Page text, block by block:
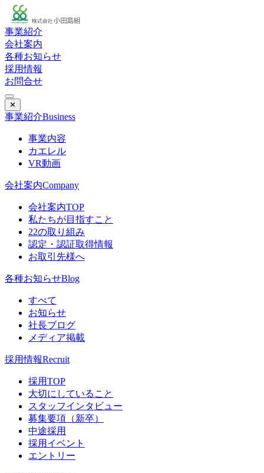
事業紹介
会社案内
各種お知らせ
採用情報
お問合せ
✕
事業紹介Business
事業内容
カエレル
VR動画
会社案内Company
会社案内TOP
私たちが目指すこと
22の取り組み
認定・認証取得情報
お取引先様へ
各種お知らせBlog
すべて
お知らせ
社長ブログ
メディア掲載
採用情報Recruit
採用TOP
大切にしていること
スタッフインタビュー
募集要項（新卒）
中途採用
採用イベント
エントリー